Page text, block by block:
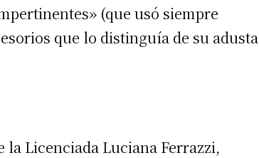
(que usó siempre
que lo distinguía de su adusta
la Licenciada Luciana Ferrazzi,